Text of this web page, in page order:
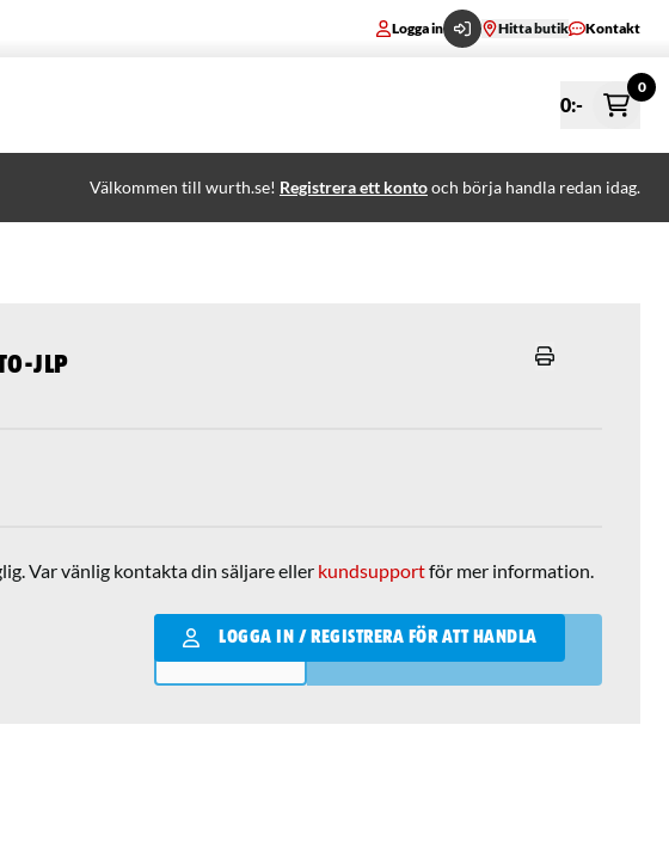
Logga in Hitta butik Kontakt
0:-
0
Välkommen till wurth.se! Registrera ett kontooch börja handla redan idag.
JLP
Var vänlig kontakta din säljare eller kundsupportför mer information.
LOGGA IN / REGISTRERA FÖR ATT HANDLA
Qantity
LÄGG I VARUKORGEN